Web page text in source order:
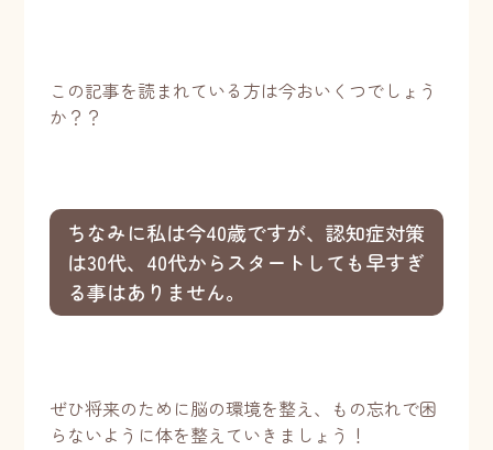
この記事を読まれている方は今おいくつでしょう
か？？
ちなみに私は今40歳ですが、認知症対策
は30代、40代からスタートしても早すぎ
る事はありません。
ぜひ将来のために脳の環境を整え、もの忘れで困
らないように体を整えていきましょう！